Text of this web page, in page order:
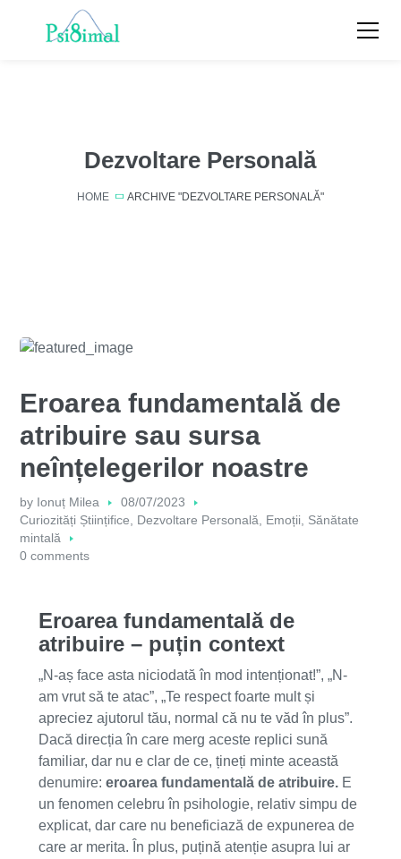
Dezvoltare Personală
HOME ARCHIVE "DEZVOLTARE PERSONALĂ"
Eroarea fundamentală de
atribuire sau sursa
neînțelegerilor noastre
by Ionuț Milea
08/07/2023
Curiozități Științifice
Dezvoltare Personală Emoții
Sănătate
mintală
0 comments
Eroarea fundamentală de
atribuire – puțin context
„N-aș face asta niciodată în mod intenționat!”, „N-
am vrut să te atac”, „Te respect foarte mult și
apreciez ajutorul tău, normal că nu te văd în plus”.
Dacă direcția în care merg aceste replici sună
familiar, dar nu e clar de ce, țineți minte această
denumire: eroarea fundamentală de atribuire. E
un fenomen celebru în psihologie, relativ simpu de
explicat, dar care nu beneficiază de expunerea de
care ar merita. În plus, puțină atenție asupra lui ar